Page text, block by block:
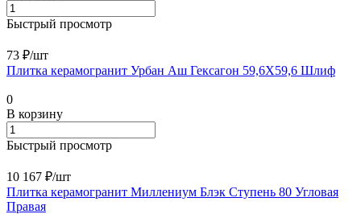
Быстрый просмотр
73 ₽/шт
Плитка керамогранит Урбан Аш Гексагон 59,6X59,6 Шлиф
0
В корзину
Быстрый просмотр
10 167 ₽/шт
Плитка керамогранит Миллениум Блэк Ступень 80 Угловая
Правая